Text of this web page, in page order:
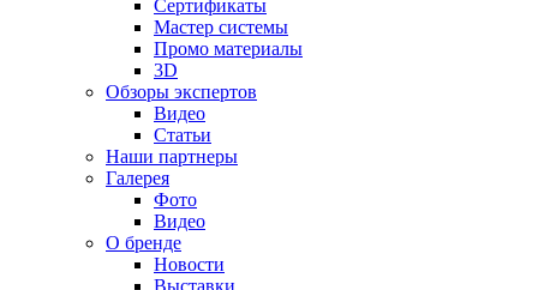
Сертификаты
Мастер системы
Промо материалы
3D
Обзоры экспертов
Видео
Статьи
Наши партнеры
Галерея
Фото
Видео
О бренде
Новости
Выставки